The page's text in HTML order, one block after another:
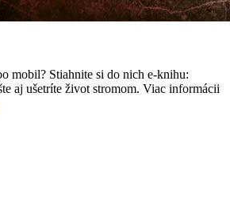
mobil? Stiahnite si do nich e-knihu:
aj ušetríte život stromom. Viac informácii